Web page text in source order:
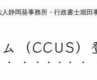
静岡葵事務所・行政書士堀田
（CCUS